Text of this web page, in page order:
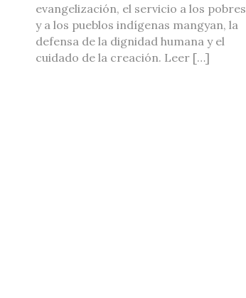
evangelización, el servicio a los pobres
y a los pueblos indígenas mangyan, la
defensa de la dignidad humana y el
cuidado de la creación. Leer […]